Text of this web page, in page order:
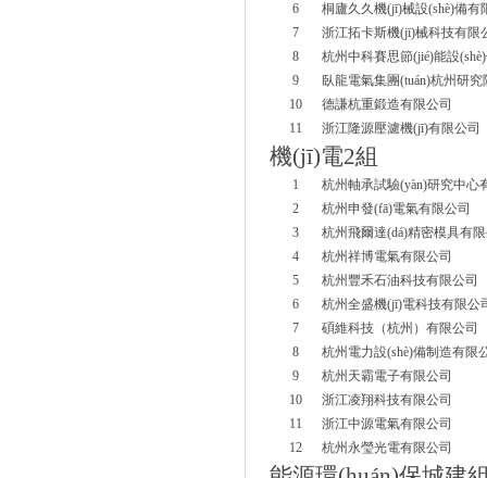
6
桐廬久久機(jī)械設(shè)備有
7
浙江拓卡斯機(jī)械科技有限
8
杭州中科賽思節(jié)能設
9
臥龍電氣集團(tuán)杭州研
10
德謙杭重鍛造有限公司
11
浙江隆源壓濾機(jī)有限公司
機(jī)電2組
1
杭州軸承試驗(yàn)研究中心
2
杭州申發(fā)電氣有限公司
3
杭州飛爾達(dá)精密模具有
4
杭州祥博電氣有限公司
5
杭州豐禾石油科技有限公司
6
杭州全盛機(jī)電科技有限公
7
碩維科技（杭州）有限公司
8
杭州電力設(shè)備制造有限
9
杭州天霸電子有限公司
10
浙江凌翔科技有限公司
11
浙江中源電氣有限公司
12
杭州永瑩光電有限公司